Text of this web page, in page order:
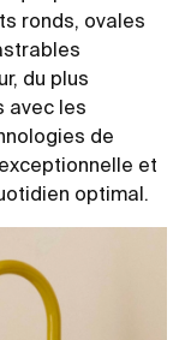
ronds, ovales
du plus
avec les
de
et
optimal.